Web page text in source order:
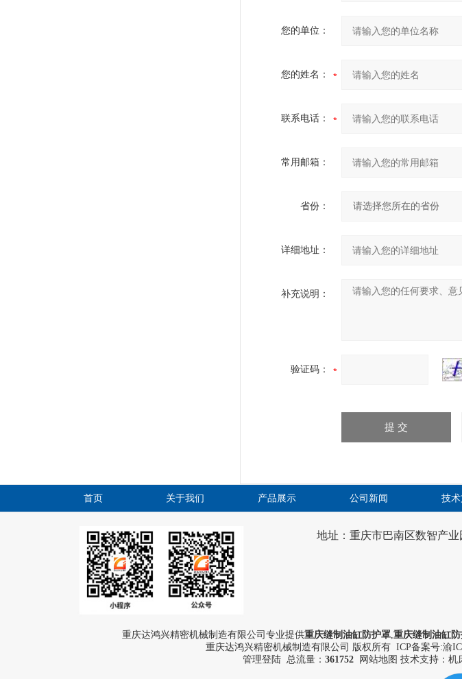
您的单位：
您的姓名：
联系电话：
常用邮箱：
省份：
详细地址：
补充说明：
验证码：
首页 关于我们 产品展示 公司新闻 技
地址：重庆市巴南区数智产业
重庆达鸿兴精密机械制造有限公司专业提供重庆缝制油缸防护罩,重庆缝制油缸
重庆达鸿兴精密机械制造有限公司 版权所有 ICP备案号:渝
管理登陆 总流量： 361752 网站地图 技术支持：机